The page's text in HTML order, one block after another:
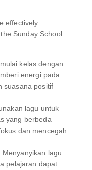
effectively
Sunday School
kelas dengan
energi pada
suasana positif
lagu untuk
yang berbeda
dan mencegah
Menyanyikan lagu
pelajaran dapat